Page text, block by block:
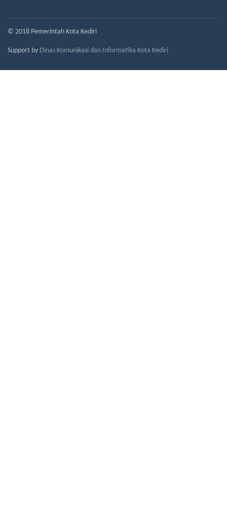
© 2018 Pemerintah Kota Kediri
Support by Dinas Komunikasi dan Informatika Kota Kediri